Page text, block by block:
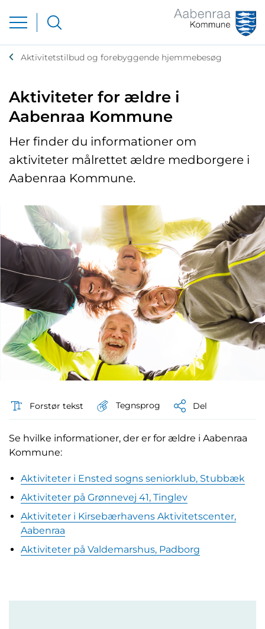
Aktivitetstilbud og forebyggende hjemmebesøg
Aktiviteter for ældre i
Aabenraa Kommune
Her finder du informationer om
aktiviteter målrettet ældre medborgere i
Aabenraa Kommune.
Forstør tekst Tegnsprog Del
Se hvilke informationer, der er for ældre i Aabenraa
Kommune:
Aktiviteter i Ensted sogns seniorklub, Stubbæk
Aktiviteter på Grønnevej 41, Tinglev
Aktiviteter i Kirsebærhavens Aktivitetscenter,
Aabenraa
Aktiviteter på Valdemarshus, Padborg